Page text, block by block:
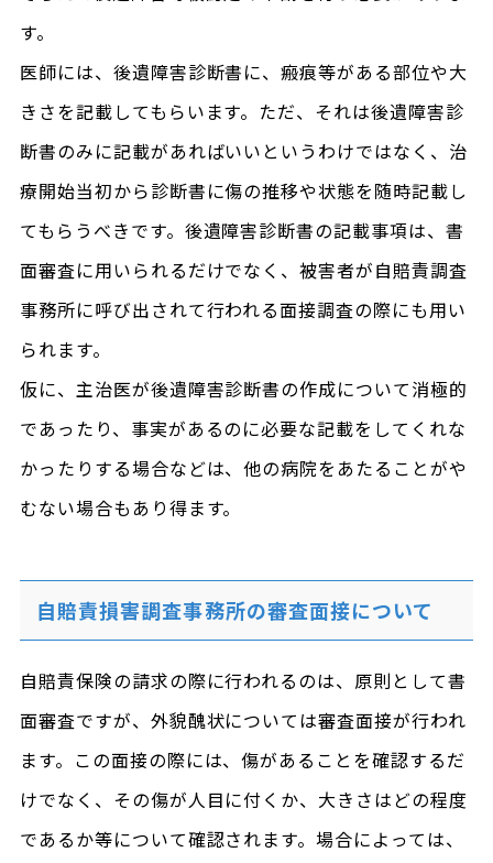
す。
医師には、後遺障害診断書に、瘢痕等がある部位や大
きさを記載してもらいます。ただ、それは後遺障害診
断書のみに記載があればいいというわけではなく、治
療開始当初から診断書に傷の推移や状態を随時記載し
てもらうべきです。後遺障害診断書の記載事項は、書
面審査に用いられるだけでなく、被害者が自賠責調査
事務所に呼び出されて行われる面接調査の際にも用い
られます。
仮に、主治医が後遺障害診断書の作成について消極的
であったり、事実があるのに必要な記載をしてくれな
かったりする場合などは、他の病院をあたることがや
むない場合もあり得ます。
自賠責損害調査事務所の審査面接について
自賠責保険の請求の際に行われるのは、原則として書
面審査ですが、外貌醜状については審査面接が行われ
ます。この面接の際には、傷があることを確認するだ
けでなく、その傷が人目に付くか、大きさはどの程度
であるか等について確認されます。場合によっては、